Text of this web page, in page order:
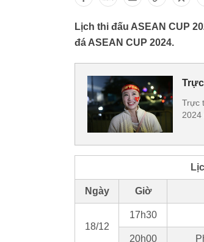
Lịch thi đấu ASEAN CUP
đá ASEAN CUP 2024.
Trực
2024
Ngày Giờ
18/12
17h30
20h00